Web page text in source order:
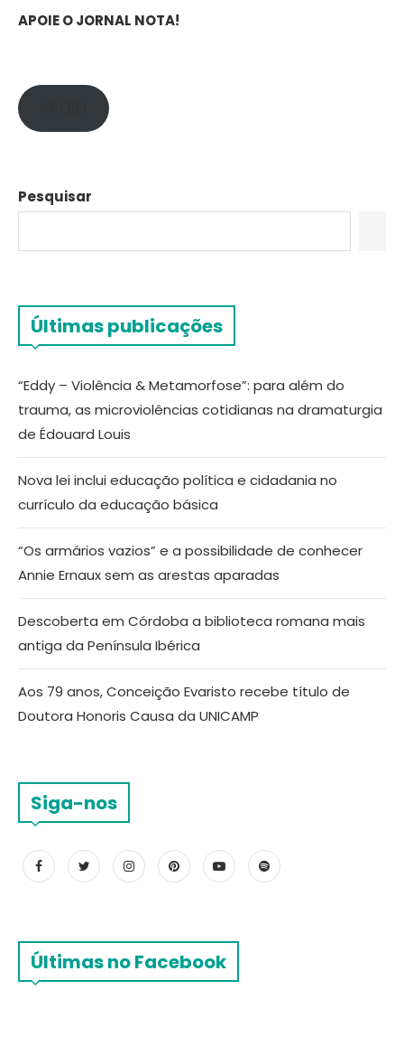
APOIE O JORNAL NOTA!
Pesquisar
Últimas publicações
“Eddy – Violência & Metamorfose”: para além do
trauma, as microviolências cotidianas na dramaturgia
de Édouard Louis
Nova lei inclui educação política e cidadania no
currículo da educação básica
“Os armários vazios” e a possibilidade de conhecer
Annie Ernaux sem as arestas aparadas
Descoberta em Córdoba a biblioteca romana mais
antiga da Península Ibérica
Aos 79 anos, Conceição Evaristo recebe título de
Doutora Honoris Causa da UNICAMP
Siga-nos
Últimas no Facebook